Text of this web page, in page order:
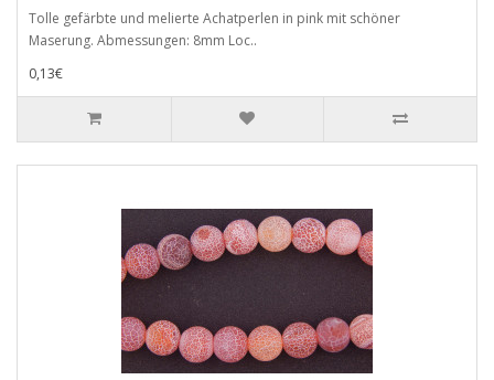
Tolle gefärbte und melierte Achatperlen in pink mit schöner
Maserung. Abmessungen: 8mm Loc..
0,13€